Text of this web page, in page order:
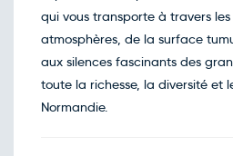
qui vous transporte à travers
atmosphères, de la surface
aux silences fascinants des
toute la richesse, la diversité et
Normandie.